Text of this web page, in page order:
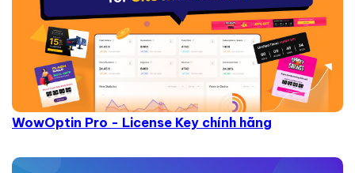
WowOptin Pro - License Key chính hãng